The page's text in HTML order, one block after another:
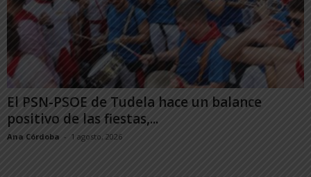
El PSN-PSOE de Tudela hace un balance
positivo de las fiestas,...
Ana Córdoba - 1 agosto, 2026